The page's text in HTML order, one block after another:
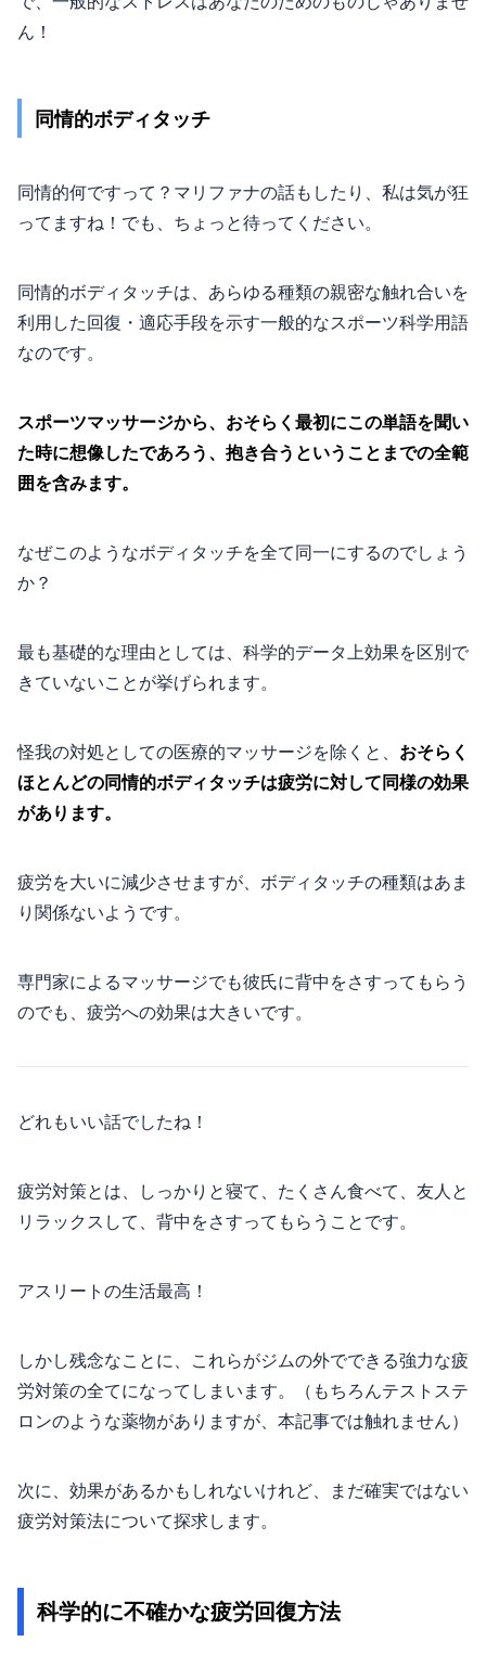
ん！
同情的ボディタッチ
同情的何ですって？マリファナの話もしたり、私は気が狂
ってますね！でも、ちょっと待ってください。
同情的ボディタッチは、あらゆる種類の親密な触れ合いを
利用した回復・適応手段を示す一般的なスポーツ科学用語
なのです。
スポーツマッサージから、おそらく最初にこの単語を聞い
た時に想像したであろう、抱き合うということまでの全範
囲を含みます。
なぜこのようなボディタッチを全て同一にするのでしょう
か？
最も基礎的な理由としては、科学的データ上効果を区別で
きていないことが挙げられます。
怪我の対処としての医療的マッサージを除くと、 おそらく
ほとんどの同情的ボディタッチは疲労に対して同様の効果
があります。
疲労を大いに減少させますが、ボディタッチの種類はあま
り関係ないようです。
専門家によるマッサージでも彼氏に背中をさすってもらう
のでも、疲労への効果は大きいです。
どれもいい話でしたね！
疲労対策とは、しっかりと寝て、たくさん食べて、友人と
リラックスして、背中をさすってもらうことです。
アスリートの生活最高！
しかし残念なことに、これらがジムの外でできる強力な疲
労対策の全てになってしまいます。（もちろんテストステ
ロンのような薬物がありますが、本記事では触れません）
次に、効果があるかもしれないけれど、まだ確実ではない
疲労対策法について探求します。
科学的に不確かな疲労回復方法